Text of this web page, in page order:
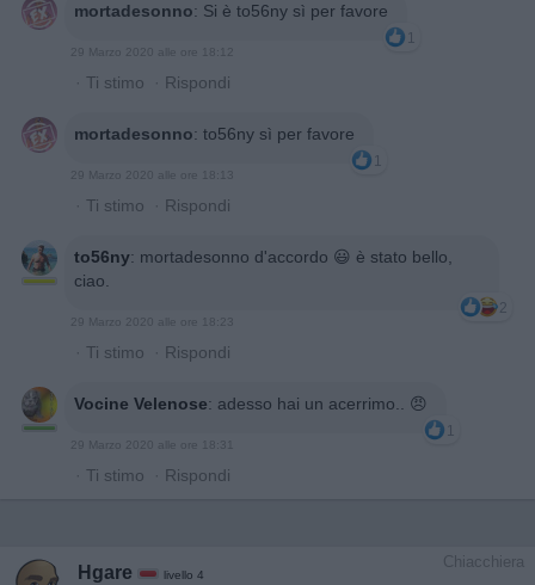
mortadesonno: Si è to56ny sì per favore
1
29 Marzo 2020 alle ore 18:12
· Ti stimo · Rispondi
mortadesonno: to56ny sì per favore
1
29 Marzo 2020 alle ore 18:13
· Ti stimo · Rispondi
to56ny: mortadesonno d'accordo 😃 è stato bello,
ciao.
2
29 Marzo 2020 alle ore 18:23
· Ti stimo · Rispondi
Vocine Velenose: adesso hai un acerrimo.. 😠
1
29 Marzo 2020 alle ore 18:31
· Ti stimo · Rispondi
Chiacchiera
Hgare livello 4